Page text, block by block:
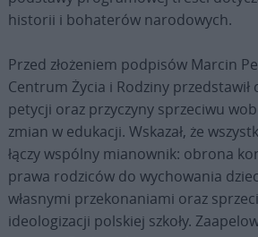
historii i bohaterów narodowych.
Przed złożeniem podpisów Marcin
Centrum Życia i Rodziny przedstawił
petycji oraz przyczyny sprzeciwu
zmian w edukacji. Wskazał, że
łączy wspólny mianownik: obrona
prawa rodziców do wychowania
własnymi przekonaniami oraz
ideologizacji polskiej szkoły.